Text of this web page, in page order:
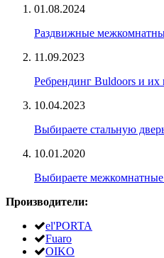
01.08.2024
Раздвижные
11.09.2023
Ребрендинг Buldoors и
10.04.2023
Выбираете стальную
10.01.2020
Выбираете
Производители:
el'PORTA
Fuaro
OIKO